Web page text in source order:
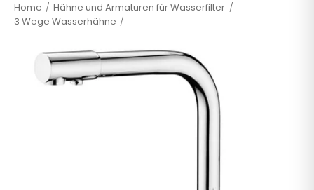
Home
Hähne und Armaturen für Wasserfilter
3 Wege Wasserhähne